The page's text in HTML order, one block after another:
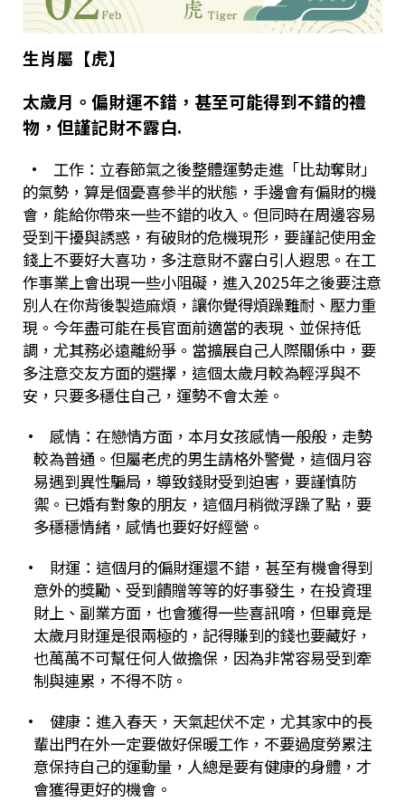
生肖屬【虎】
太歲月。偏財運不錯，甚至可能得到不錯的禮
物，但謹記財不露白.
• 工作：立春節氣之後整體運勢走進「比劫奪財」
的氣勢，算是個憂喜參半的狀態，手邊會有偏財的機
會，能給你帶來一些不錯的收入。但同時在周邊容易
受到干擾與誘惑，有破財的危機現形，要謹記使用金
錢上不要好大喜功，多注意財不露白引人遐思。在工
作事業上會出現一些小阻礙，進入2025年之後要注意
別人在你背後製造麻煩，讓你覺得煩躁難耐、壓力重
現。今年盡可能在長官面前適當的表現、並保持低
調，尤其務必遠離紛爭。當擴展自己人際關係中，要
多注意交友方面的選擇，這個太歲月較為輕浮與不
安，只要多穩住自己，運勢不會太差。
• 感情：在戀情方面，本月女孩感情一般般，走勢
較為普通。但屬老虎的男生請格外警覺，這個月容
易遇到異性騙局，導致錢財受到迫害，要謹慎防
禦。已婚有對象的朋友，這個月稍微浮躁了點，要
多穩穩情緒，感情也要好好經營。
• 財運：這個月的偏財運還不錯，甚至有機會得到
意外的獎勵、受到饋贈等等的好事發生，在投資理
財上、副業方面，也會獲得一些喜訊唷，但畢竟是
太歲月財運是很兩極的，記得賺到的錢也要藏好，
也萬萬不可幫任何人做擔保，因為非常容易受到牽
制與連累，不得不防。
• 健康：進入春天，天氣起伏不定，尤其家中的長
輩出門在外一定要做好保暖工作，不要過度勞累注
意保持自己的運動量，人總是要有健康的身體，才
會獲得更好的機會。